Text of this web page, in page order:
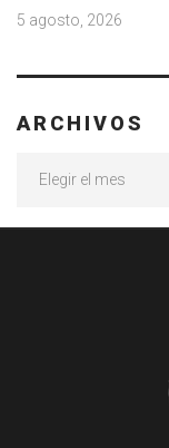
5 agosto, 2026
ARCHIVOS